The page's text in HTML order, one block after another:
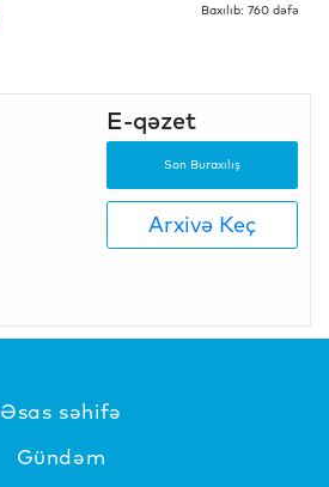
Baxılıb: 760 dəfə
E-qəzet
Son Buraxılış
Arxivə Keç
Əsas səhifə
Gündəm